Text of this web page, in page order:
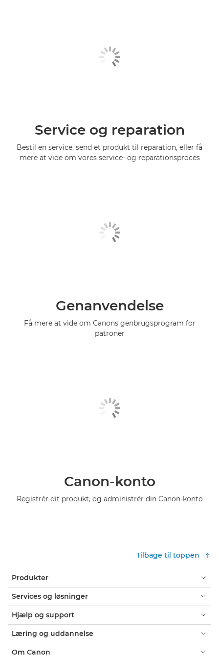
Service og reparation
Bestil en service, send et produkt til reparation, eller få
mere at vide om vores service- og reparationsproces
Genanvendelse
Få mere at vide om Canons genbrugsprogram for
patroner
Canon-konto
Registrér dit produkt, og administrér din Canon-konto
Tilbage til toppen
Produkter
Services og løsninger
Hjælp og support
Læring og uddannelse
Om Canon